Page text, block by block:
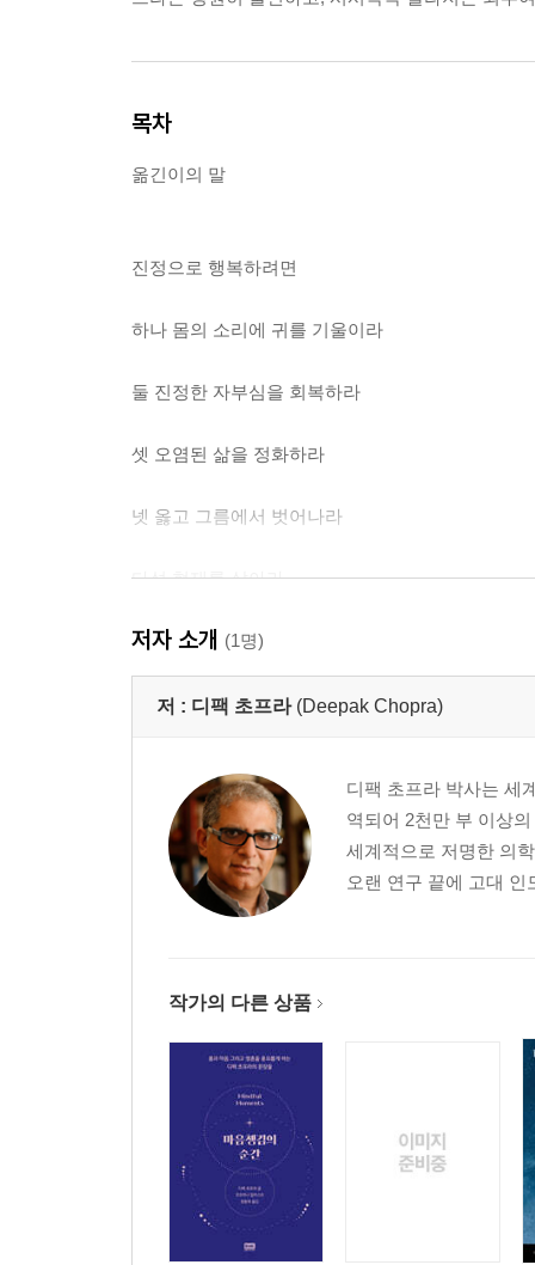
목차
옮긴이의 말
진정으로 행복하려면
하나 몸의 소리에 귀를 기울이라
둘 진정한 자부심을 회복하라
셋 오염된 삶을 정화하라
넷 옳고 그름에서 벗어나라
다섯 현재를 살아라
여섯 내면의 세상에 주목하라
일곱 항상 깨달음을 추구하라
감사의 말
저자 소개 (1명)
저 : 디팩 초프라 (Deepak Chopra)
디팩 초프라 박사는 세
역되어 2천만 부 이상
세계적으로 저명한 의
오랜 연구 끝에 고대
작가의 다른 상품